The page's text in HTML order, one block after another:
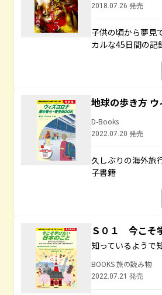
2018.07.26 発売
子供の頃から夢見
カルな45日間の記
地球の歩き方
D-Books
2022.07.20 発売
久しぶりの海外旅
子書籍
Ｓ０１ 今こそ
知っているようで
BOOKS 旅の読み物
2022.07.21 発売